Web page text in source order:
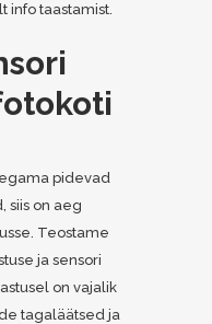
info taastamist.
pidevad
siis on aeg
Teostame
ja sensori
on vajalik
tagaläätsed ja